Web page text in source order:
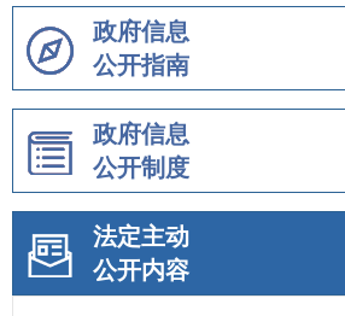
政府信息
公开指南
政府信息
公开制度
法定主动
公开内容